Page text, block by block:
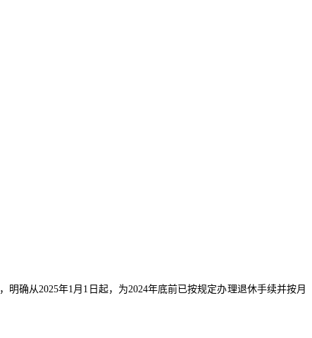
明确从 2025年1 月 1 日起，为2024年底前已按规定办理退休手续并按月